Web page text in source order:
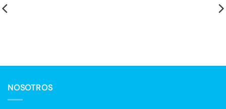
NOSOTROS